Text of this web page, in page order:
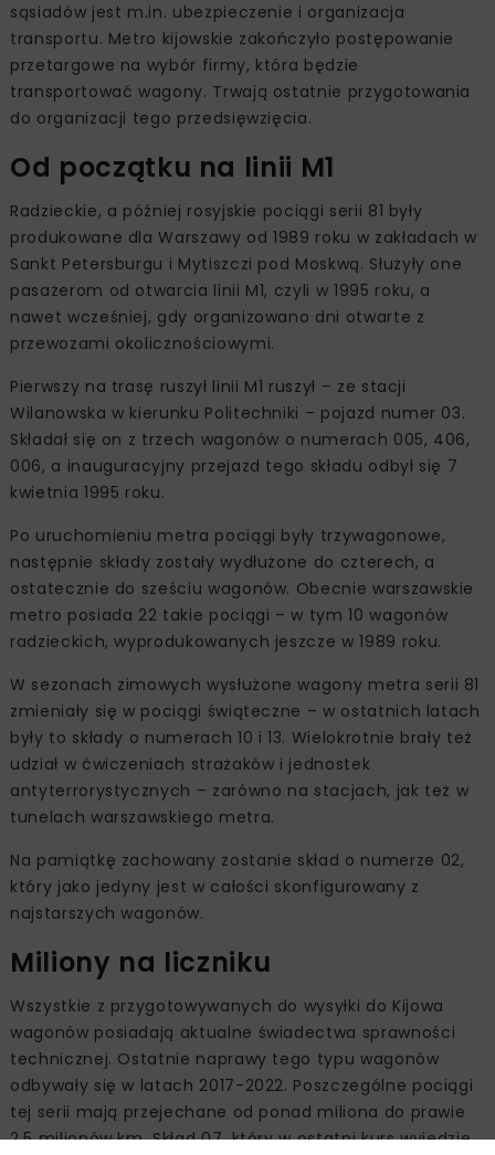
sąsiadów jest m.in. ubezpieczenie i organizacja
transportu. Metro kijowskie zakończyło postępowanie
przetargowe na wybór firmy, która będzie
transportować wagony. Trwają ostatnie przygotowania
do organizacji tego przedsięwzięcia.
Od początku na linii M1
Radzieckie, a później rosyjskie pociągi serii 81 były
produkowane dla Warszawy od 1989 roku w zakładach w
Sankt Petersburgu i Mytiszczi pod Moskwą. Służyły one
pasażerom od otwarcia linii M1, czyli w 1995 roku, a
nawet wcześniej, gdy organizowano dni otwarte z
przewozami okolicznościowymi.
Pierwszy na trasę ruszył linii M1 ruszył – ze stacji
Wilanowska w kierunku Politechniki – pojazd numer 03.
Składał się on z trzech wagonów o numerach 005, 406,
006, a inauguracyjny przejazd tego składu odbył się 7
kwietnia 1995 roku.
Po uruchomieniu metra pociągi były trzywagonowe,
następnie składy zostały wydłużone do czterech, a
ostatecznie do sześciu wagonów. Obecnie warszawskie
metro posiada 22 takie pociągi – w tym 10 wagonów
radzieckich, wyprodukowanych jeszcze w 1989 roku.
W sezonach zimowych wysłużone wagony metra serii 81
zmieniały się w pociągi świąteczne – w ostatnich latach
były to składy o numerach 10 i 13. Wielokrotnie brały też
udział w ćwiczeniach strażaków i jednostek
antyterrorystycznych – zarówno na stacjach, jak też w
tunelach warszawskiego metra.
Na pamiątkę zachowany zostanie skład o numerze 02,
który jako jedyny jest w całości skonfigurowany z
najstarszych wagonów.
Miliony na liczniku
Wszystkie z przygotowywanych do wysyłki do Kijowa
wagonów posiadają aktualne świadectwa sprawności
technicznej. Ostatnie naprawy tego typu wagonów
odbywały się w latach 2017-2022. Poszczególne pociągi
tej serii mają przejechane od ponad miliona do prawie
2,5 milionów km. Skład 07, który w ostatni kurs wyjedzie